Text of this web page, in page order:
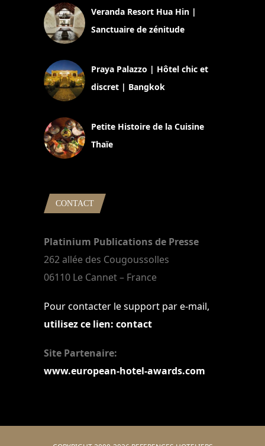
Veranda Resort Hua Hin |
Sanctuaire de zénitude
Praya Palazzo | Hôtel chic et
discret | Bangkok
Petite Histoire de la Cuisine
Thaïe
CONTACT
Platinium Publications de Presse
262 allée des Cougoussolles
06110 Le Cannet – France
Pour contacter le support par e-mail,
utilisez ce lien: contact
Site Partenaire:
www.european-hotel-awards.com